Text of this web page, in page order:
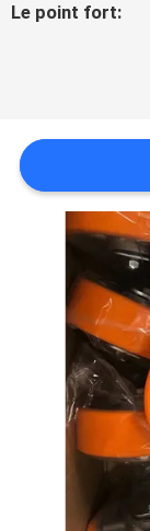
NOUS
CITATION
PLAN
PRIVACY
POLICY
Le point fort: